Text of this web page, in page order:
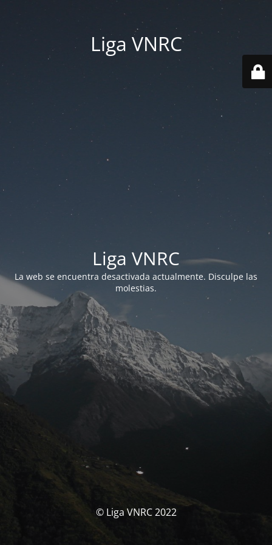
Liga VNRC
Liga VNRC
La web se encuentra desactivada actualmente. Disculpe las
molestias.
© Liga VNRC 2022